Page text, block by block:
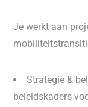
Je werkt aan
Strategie &
beleidskaders